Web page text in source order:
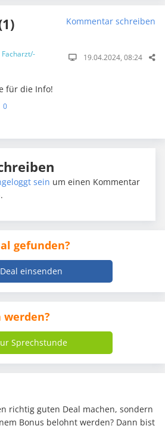
Kommentar schreiben
Facharzt/-
19.04.2024, 08:24
für die Info!
0
sein um einen Kommentar
gefunden?
Deal einsenden
Sprechstunde
richtig guten Deal machen, sondern
Bonus belohnt werden? Dann bist